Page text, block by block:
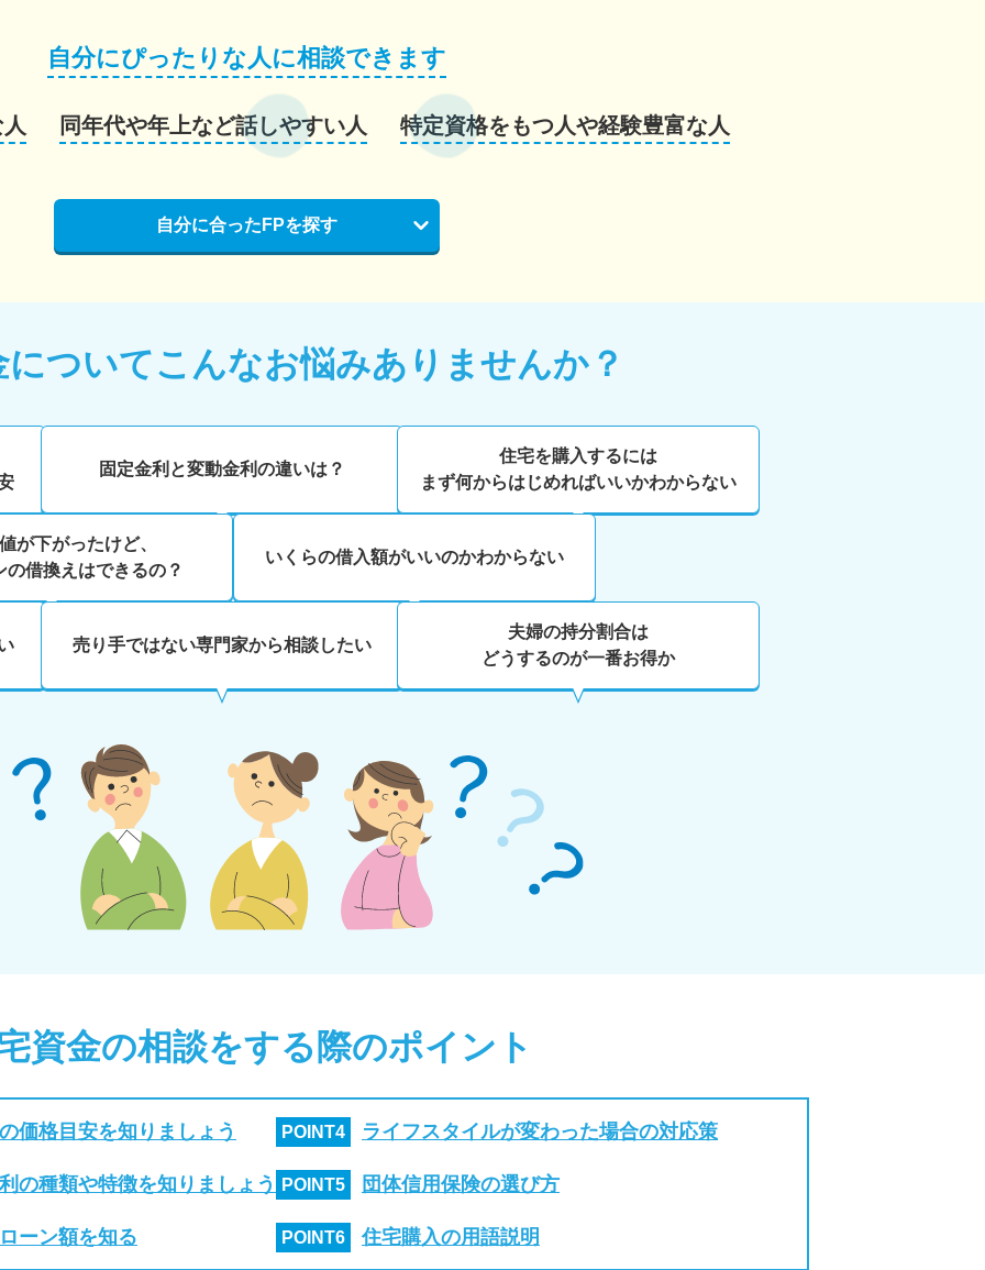
自分にぴったりな人に相談できます
同年代や年上など話しやすい人 特定資格をもつ人や経験豊富な人
自分に合ったFPを探す
ついてこんなお悩みありませんか？
固定金利と変動金利の違いは？
住宅を購入するには
まず何からはじめればいいかわからない
が下がったけど、
の借換えはできるの？
いくらの借入額がいいのかわからない
売り手ではない専門家から相談したい
夫婦の持分割合は
どうするのが一番お得か
資金の相談をする際のポイント
価格目安を知りましょう
の種類や特徴を知りましょう
ーン額を知る
POINT4 ライフスタイルが変わった場合の対応策
POINT5 団体信用保険の選び方
POINT6 住宅購入の用語説明